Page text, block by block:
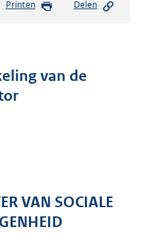
s
d
s
g
:
3
Printen Delen
van de
VAN SOCIALE